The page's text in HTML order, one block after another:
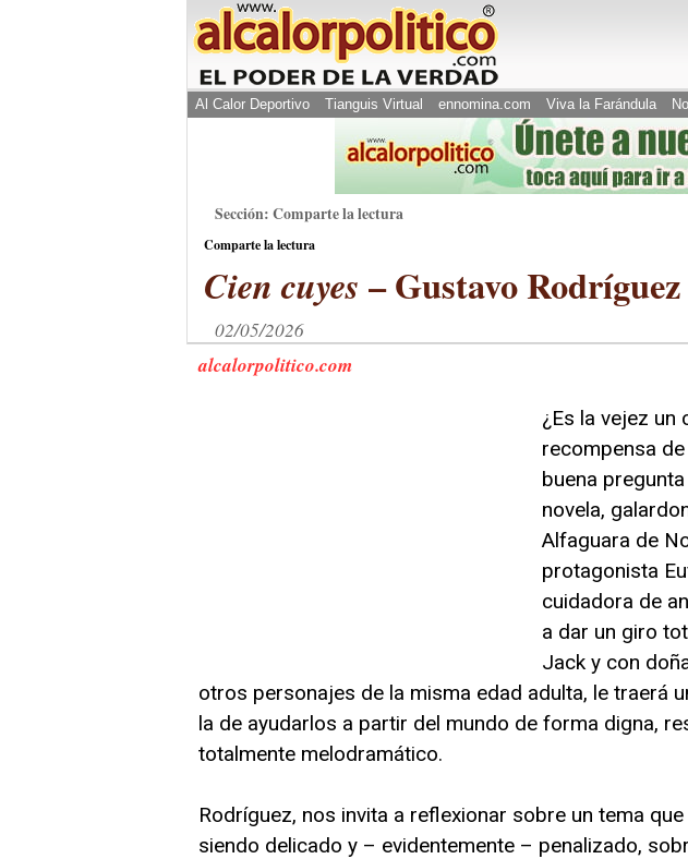
Al Calor Deportivo Tianguis Virtual ennomina.com Viva la Farándula
Sección: Comparte la lectura
Comparte la lectura
Cien cuyes – Gustavo Rodríguez
02/05/2026
alcalorpolitico.com
¿Es la vejez un
recompensa
buena
novela,
Alfaguara de
protagonista
cuidadora de
a dar un giro
Jack y con
otros personajes de la misma edad adulta, le traerá
la de ayudarlos a partir del mundo de forma digna,
totalmente melodramático.
Rodríguez, nos invita a reflexionar sobre un tema
siendo delicado y – evidentemente – penalizado,